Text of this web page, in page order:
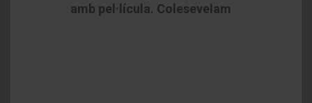
amb pel·lícula. Colesevelam